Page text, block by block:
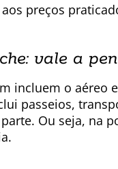
preços
vale a
incluem o aéreo
passeios,
Ou seja, na